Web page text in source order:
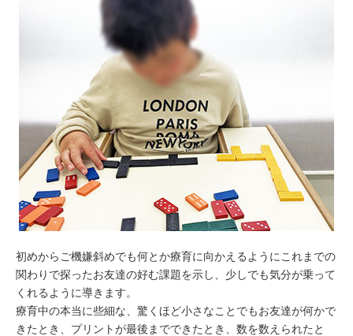
初めからご機嫌斜めでも何とか療育に向かえるようにこれまでの
関わりで探ったお友達の好む課題を示し、少しでも気分が乗って
くれるように導きます。
療育中の本当に些細な、驚くほど小さなことでもお友達が何かで
きたとき、プリントが最後までできたとき、数を数えられたと